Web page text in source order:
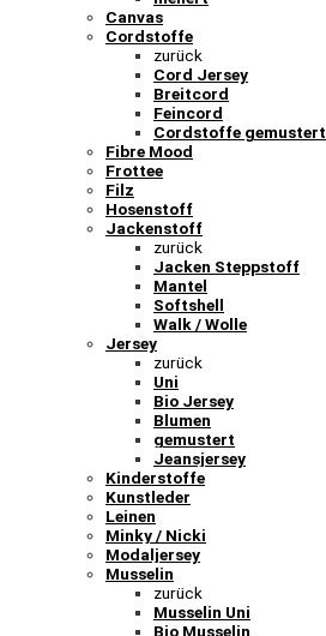
Canvas
Cordstoffe
zurück
Cord Jersey
Breitcord
Feincord
Cordstoffe gemustert
Fibre Mood
Frottee
Filz
Hosenstoff
Jackenstoff
zurück
Jacken Steppstoff
Mantel
Softshell
Walk / Wolle
Jersey
zurück
Uni
Bio Jersey
Blumen
gemustert
Jeansjersey
Kinderstoffe
Kunstleder
Leinen
Minky / Nicki
Modaljersey
Musselin
zurück
Musselin Uni
Bio Musselin